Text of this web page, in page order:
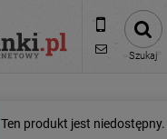
Szukaj
Ten produkt jest niedostępny.